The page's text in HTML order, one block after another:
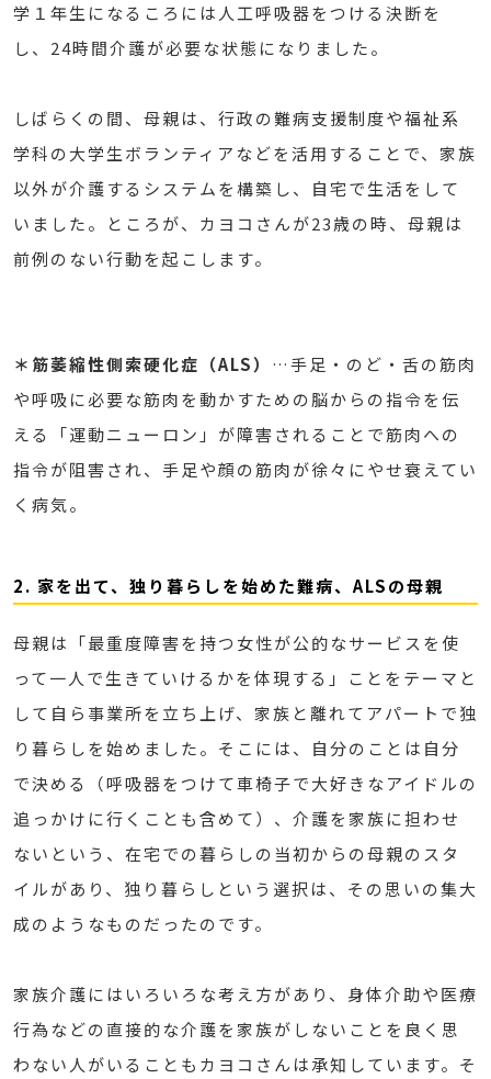
学１年生になるころには人工呼吸器をつける決断を
し、24時間介護が必要な状態になりました。
しばらくの間、母親は、行政の難病支援制度や福祉系
学科の大学生ボランティアなどを活用することで、家族
以外が介護するシステムを構築し、自宅で生活をして
いました。ところが、カヨコさんが23歳の時、母親は
前例のない行動を起こします。
＊筋萎縮性側索硬化症（ALS） …手足・のど・舌の筋肉
や呼吸に必要な筋肉を動かすための脳からの指令を伝
える「運動ニューロン」が障害されることで筋肉への
指令が阻害され、手足や顔の筋肉が徐々にやせ衰えてい
く病気。
2. 家を出て、独り暮らしを始めた難病、ALSの母親
母親は「最重度障害を持つ女性が公的なサービスを使
って一人で生きていけるかを体現する」ことをテーマと
して自ら事業所を立ち上げ、家族と離れてアパートで独
り暮らしを始めました。そこには、自分のことは自分
で決める（呼吸器をつけて車椅子で大好きなアイドルの
追っかけに行くことも含めて）、介護を家族に担わせ
ないという、在宅での暮らしの当初からの母親のスタ
イルがあり、独り暮らしという選択は、その思いの集大
成のようなものだったのです。
家族介護にはいろいろな考え方があり、身体介助や医療
行為などの直接的な介護を家族がしないことを良く思
わない人がいることもカヨコさんは承知しています。そ